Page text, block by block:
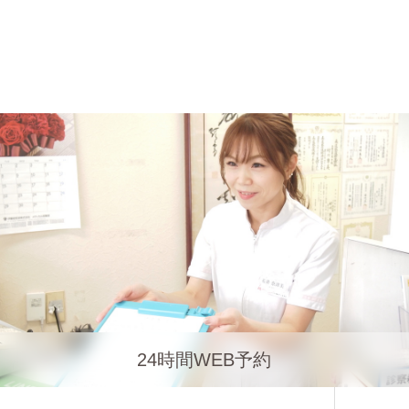
24時間WEB予約